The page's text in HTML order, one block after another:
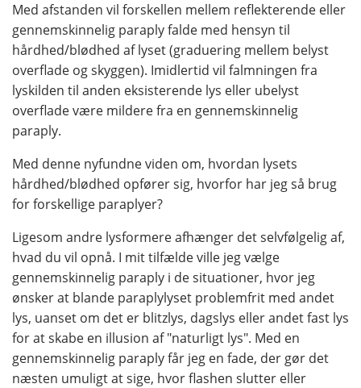
Med afstanden vil forskellen mellem reflekterende eller
gennemskinnelig paraply falde med hensyn til
hårdhed/blødhed af lyset (graduering mellem belyst
overflade og skyggen). Imidlertid vil falmningen fra
lyskilden til anden eksisterende lys eller ubelyst
overflade være mildere fra en gennemskinnelig
paraply.
Med denne nyfundne viden om, hvordan lysets
hårdhed/blødhed opfører sig, hvorfor har jeg så brug
for forskellige paraplyer?
Ligesom andre lysformere afhænger det selvfølgelig af,
hvad du vil opnå. I mit tilfælde ville jeg vælge
gennemskinnelig paraply i de situationer, hvor jeg
ønsker at blande paraplylyset problemfrit med andet
lys, uanset om det er blitzlys, dagslys eller andet fast lys
for at skabe en illusion af "naturligt lys". Med en
gennemskinnelig paraply får jeg en fade, der gør det
næsten umuligt at sige, hvor flashen slutter eller